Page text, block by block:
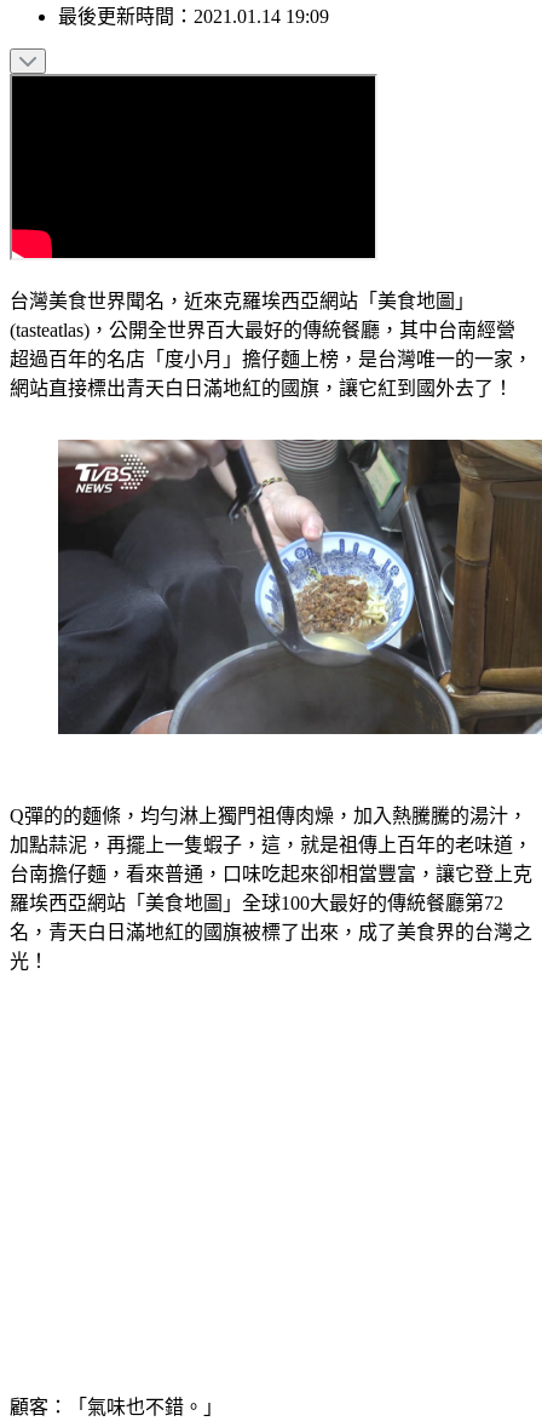
最後更新時間： 2021.01.14 19:09
台灣美食世界聞名，近來克羅埃西亞網站「美食地圖」
(tasteatlas)，公開全世界百大最好的傳統餐廳，其中台南經營
超過百年的名店「度小月」擔仔麵上榜，是台灣唯一的一家，
網站直接標出青天白日滿地紅的國旗，讓它紅到國外去了！
Q彈的的麵條，均勻淋上獨門祖傳肉燥，加入熱騰騰的湯汁，
加點蒜泥，再擺上一隻蝦子，這，就是祖傳上百年的老味道，
台南擔仔麵，看來普通，口味吃起來卻相當豐富，讓它登上克
羅埃西亞網站「美食地圖」全球100大最好的傳統餐廳第72
名，青天白日滿地紅的國旗被標了出來，成了美食界的台灣之
光！
顧客：「氣味也不錯。」